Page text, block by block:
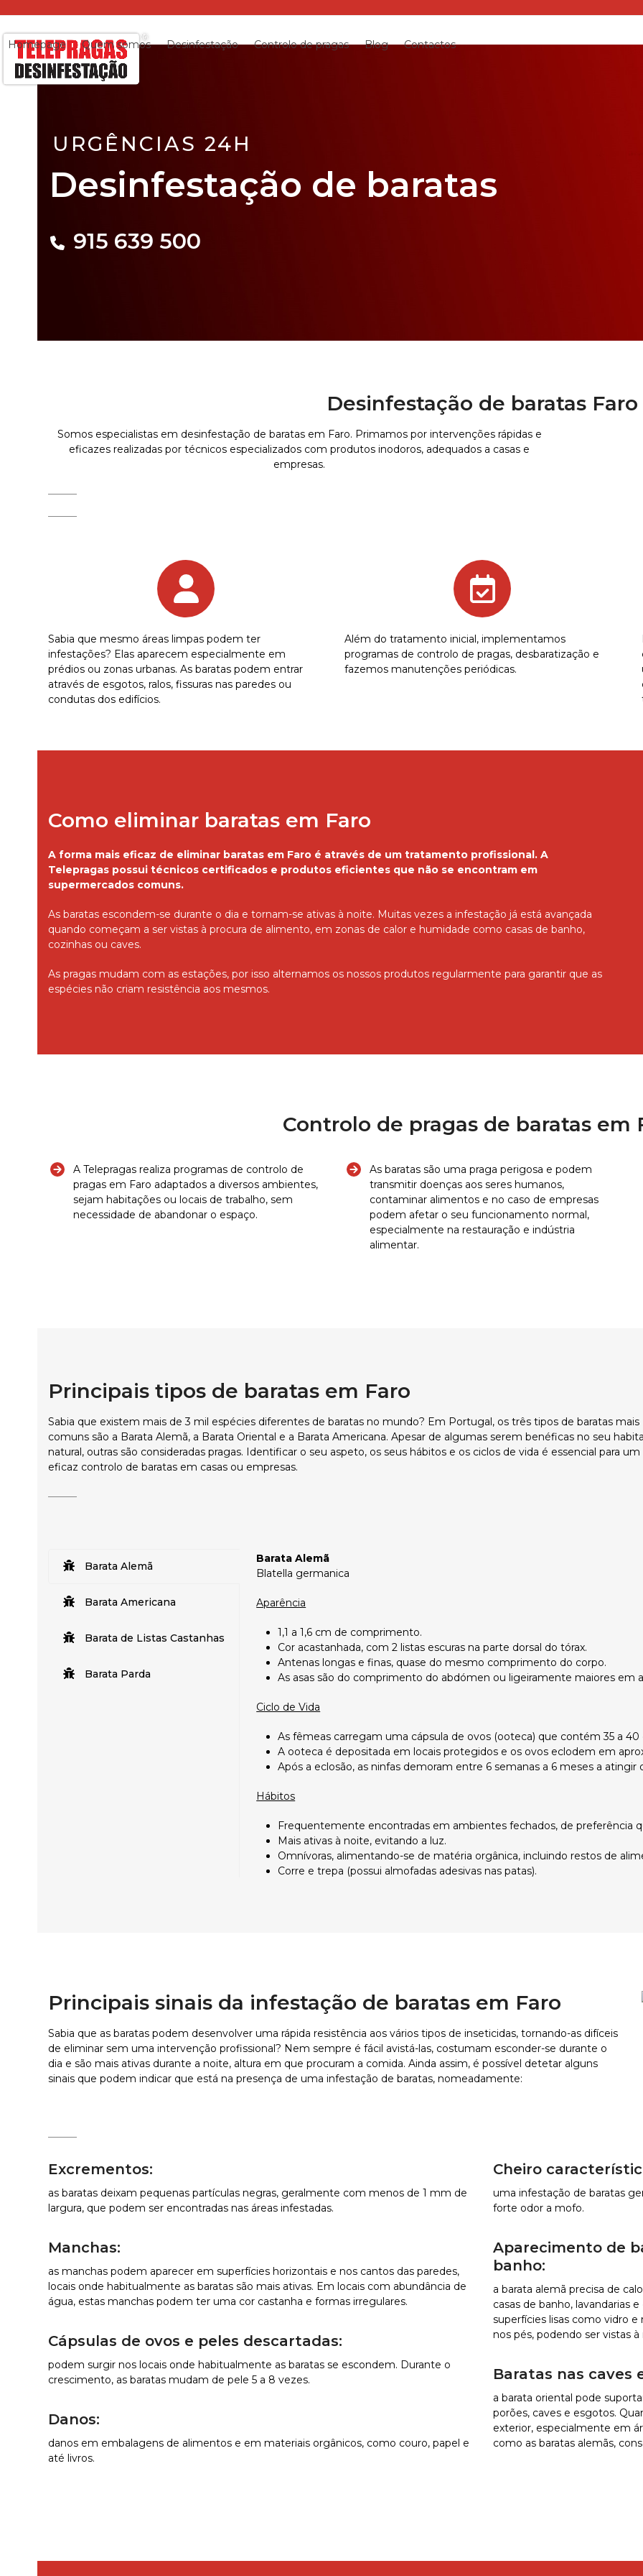
content
Homepage Quem somos Desinfestação Controlo de pragas Blog Contactos
URGÊNCIAS 24H
Desinfestação
baratas
Desinfestação de baratas
915 639 500
Desinfestação de baratas Faro
Somos especialistas em desinfestação de baratas em Faro. Primamos por intervenções rápidas e
eficazes realizadas por técnicos especializados com produtos inodoros, adequados a casas e
empresas.
Sabia que mesmo áreas limpas podem ter
infestações? Elas aparecem especialmente em
prédios ou zonas urbanas. As baratas podem entrar
através de esgotos, ralos, fissuras nas paredes ou
condutas dos edifícios.
Além do tratamento inicial, implementamos
programas de controlo de pragas, desbaratização e
fazemos manutenções periódicas.
Como eliminar baratas em Faro
A forma mais eficaz de eliminar baratas em Faro é através de um tratamento profissional. A
Telepragas possui técnicos certificados e produtos eficientes que não se encontram em
supermercados comuns.
As baratas escondem-se durante o dia e tornam-se ativas à noite. Muitas vezes a infestação já está avançada
quando começam a ser vistas à procura de alimento, em zonas de calor e humidade como casas de banho,
cozinhas ou caves.
As pragas mudam com as estações, por isso alternamos os nossos produtos regularmente para garantir que as
espécies não criam resistência aos mesmos.
Controlo de pragas de baratas em
A Telepragas realiza programas de controlo de
pragas em Faro adaptados a diversos ambientes,
sejam habitações ou locais de trabalho, sem
necessidade de abandonar o espaço.
As baratas são uma praga perigosa e podem
transmitir doenças aos seres humanos,
contaminar alimentos e no caso de empresas
podem afetar o seu funcionamento normal,
especialmente na restauração e indústria
alimentar.
Principais tipos de baratas em Faro
Sabia que existem mais de 3 mil espécies diferentes de baratas no mundo? Em Portugal, os três tipos de baratas mais
comuns são a Barata Alemã, a Barata Oriental e a Barata Americana. Apesar de algumas serem benéficas no seu
natural, outras são consideradas pragas. Identificar o seu aspeto, os seus hábitos e os ciclos de vida é essencial para um
eficaz controlo de baratas em casas ou empresas.
Barata Alemã
Barata Americana
Barata de Listas Castanhas
Barata Parda
Barata Alemã
Blatella germanica
Aparência
1,1 a 1,6 cm de comprimento.
Cor acastanhada, com 2 listas escuras na parte dorsal do tórax.
Antenas longas e finas, quase do mesmo comprimento do corpo.
As asas são do comprimento do abdómen ou ligeiramente maiores em
Ciclo de Vida
As fêmeas carregam uma cápsula de ovos (ooteca) que contém 35 a 40
A ooteca é depositada em locais protegidos e os ovos eclodem em
Após a eclosão, as ninfas demoram entre 6 semanas a 6 meses a atingir
Hábitos
Frequentemente encontradas em ambientes fechados, de preferência
Mais ativas à noite, evitando a luz.
Omnívoras, alimentando-se de matéria orgânica, incluindo restos de
Corre e trepa (possui almofadas adesivas nas patas).
Principais sinais da infestação de baratas em Faro
Sabia que as baratas podem desenvolver uma rápida resistência aos vários tipos de inseticidas, tornando-as difíceis
de eliminar sem uma intervenção profissional? Nem sempre é fácil avistá-las, costumam esconder-se durante o
dia e são mais ativas durante a noite, altura em que procuram a comida. Ainda assim, é possível detetar alguns
sinais que podem indicar que está na presença de uma infestação de baratas, nomeadamente:
Excrementos:
as baratas deixam pequenas partículas negras, geralmente com menos de 1 mm de
largura, que podem ser encontradas nas áreas infestadas.
Manchas:
as manchas podem aparecer em superfícies horizontais e nos cantos das paredes,
locais onde habitualmente as baratas são mais ativas. Em locais com abundância de
água, estas manchas podem ter uma cor castanha e formas irregulares.
Cápsulas de ovos e peles descartadas:
podem surgir nos locais onde habitualmente as baratas se escondem. Durante o
crescimento, as baratas mudam de pele 5 a 8 vezes.
Danos:
danos em embalagens de alimentos e em materiais orgânicos, como couro, papel e
até livros.
Cheiro
uma infestação de baratas
forte odor a mofo.
Aparecimento de
banho:
a barata alemã precisa de
casas de banho, lavandarias
superfícies lisas como vidro
nos pés, podendo ser vistas
Baratas nas caves
a barata oriental pode
porões, caves e esgotos.
exterior, especialmente em
como as baratas alemãs,